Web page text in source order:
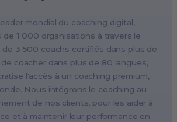
mondial du coaching digital,
de 1 000 organisations à travers le
de 3 500 coachs certifiés dans plus de
coacher dans plus de 80 langues,
l'accès à un coaching premium,
Nous intégrons le coaching au
de nos clients, pour les aider à
et à maintenir leur performance en